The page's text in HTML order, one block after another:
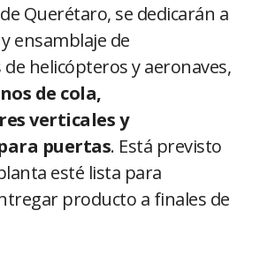
Querétaro, se dedicarán a
ensamblaje de
helicópteros y aeronaves,
de cola,
verticales y
puertas. Está previsto
esté lista para
producto a finales de